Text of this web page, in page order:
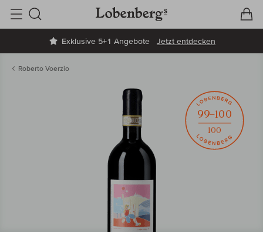
Exklusive 5+1 Angebote Jetzt entdecken
Suche
Roberto Voerzio
99–100
100